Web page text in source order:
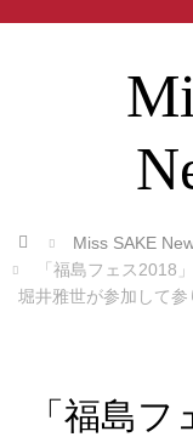
ホーム Miss SAKE
「福島フェス2018
堀井雅世が参加して参
「福島フ